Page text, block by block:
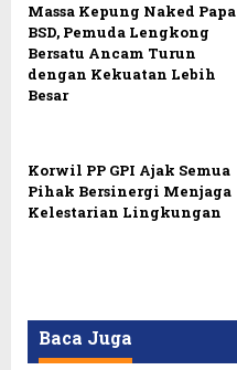
Massa Kepung Naked Papa
BSD, Pemuda Lengkong
Bersatu Ancam Turun
dengan Kekuatan Lebih
Besar
Korwil PP GPI Ajak Semua
Pihak Bersinergi Menjaga
Kelestarian Lingkungan
Baca Juga